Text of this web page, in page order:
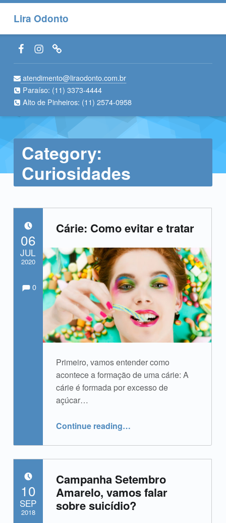
Lira Odonto
Facebook LiraOdonto
Instagram LiraOdonto
Site LiraOdonto
atendimento@liraodonto.com.br
Paraíso: (11) 3373-4444
Alto de Pinheiros: (11) 2574-0958
Category:
Curiosidades
Cárie: Como evitar e tratar
Primeiro, vamos entender como
acontece a formação de uma cárie: A
cárie é formada por excesso de
açúcar…
Continue reading…
POSTED ON:
06
JUL
2020
Written by: Comments:
Comments:
0
Campanha Setembro
Amarelo, vamos falar
sobre suicídio?
10
SEP
2018